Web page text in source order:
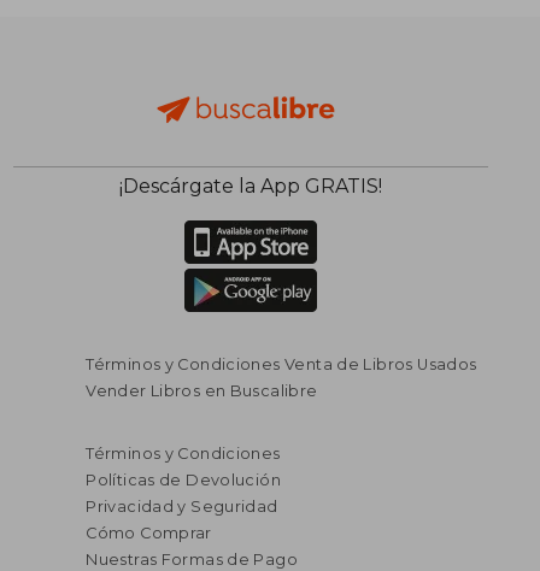
¡Descárgate la App GRATIS!
Términos y Condiciones Venta de Libros Usados
Vender Libros en Buscalibre
Términos y Condiciones
Políticas de Devolución
Privacidad y Seguridad
Cómo Comprar
Nuestras Formas de Pago